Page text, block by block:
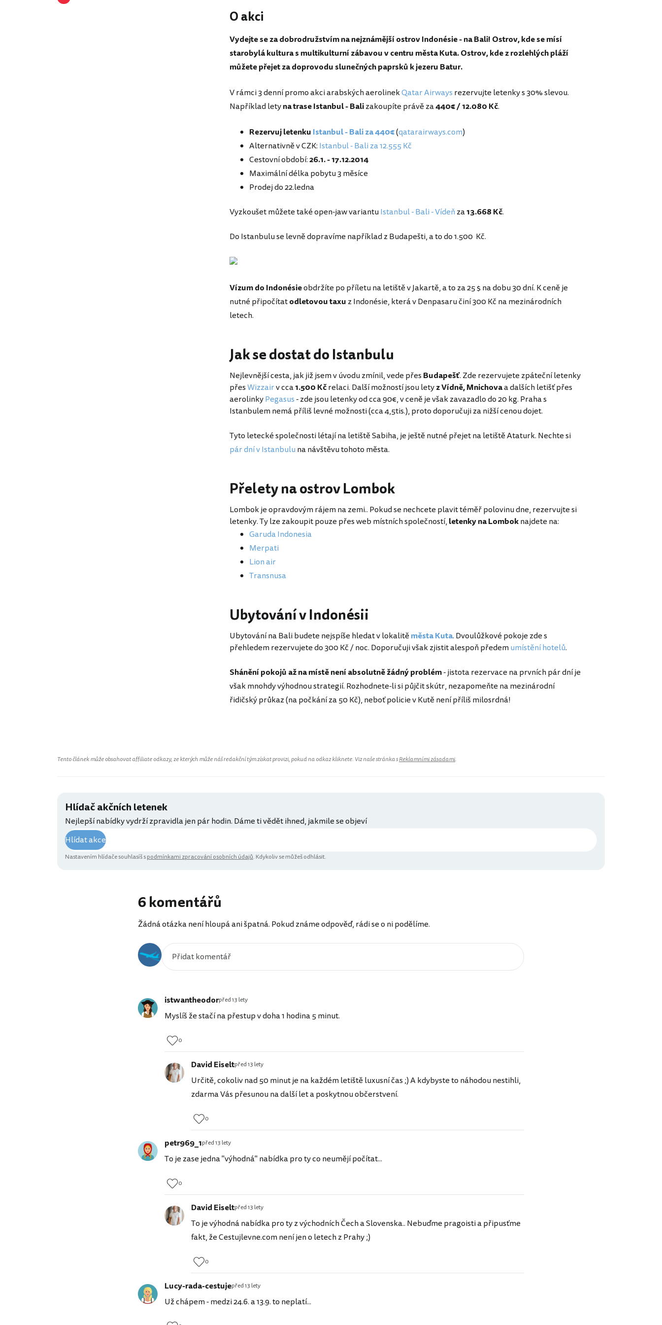
O akci
Vydejte se za dobrodružstvím na nejznámější ostrov Indonésie - na Bali! Ostrov, kde se mísí
starobylá kultura s multikulturní zábavou v centru města Kuta. Ostrov, kde z rozlehlých pláží
můžete přejetza doprovodu slunečných paprsků k jezeru Batur.
V rámci 3 denní promo akci arabských aerolinekQatar Airways rezervujte letenky s 30% slevou.
Například letyna trase Istanbul - Balizakoupíte právě za440€ / 12.080 Kč.
Rezervuj letenku Istanbul - Bali za 440€(qatarairways.com)
Alternativně v CZK: Istanbul - Bali za 12.555 Kč
Cestovní období:26.1. - 17.12.2014
Maximální délka pobytu 3 měsíce
Prodej do 22.ledna
Vyzkoušet můžete také open-jaw variantuIstanbul - Bali - Vídeň za13.668 Kč.
Do Istanbulu se levně dopravíme například z Budapešti, a to do 1.500 Kč.
Vízum do Indonésieobdržíte po příletu na letiště v Jakartě, a to za 25 $ na dobu 30 dní. K ceně je
nutné připočítatodletovou taxu z Indonésie, která v Denpasaru činí 300 Kč na mezinárodních
letech.
Jak se dostat do Istanbulu
Nejlevnější cesta, jak již jsem v úvodu zmínil, vede přes Budapešť. Zde rezervujete zpáteční letenky
přesWizzairv cca1.500 Kčrelaci. Další možností jsou letyz Vídně, Mnichovaa dalších letišť přes
aerolinkyPegasus- zde jsou letenky od cca 90€, v ceně je však zavazadlo do 20 kg. Praha s
Istanbulem nemá příliš levné možnosti (cca 4,5tis.), proto doporučuji za nižší cenou dojet.
Tyto letecké společnosti létají na letiště Sabiha, je ještě nutné přejet na letiště Ataturk. Nechte si
pár dní v Istanbulu na návštěvu tohoto města.
Přelety na ostrov Lombok
Lombok je opravdovým rájem na zemi.. Pokud se nechcete plavit téměř polovinu dne, rezervujte si
letenky. Ty lze zakoupit pouze přes web místních společností, letenky na Lomboknajdete na:
Garuda Indonesia
Merpati
Lion air
Transnusa
Ubytování v Indonésii
Ubytování na Bali budete nejspíše hledat v lokalitě města Kuta. Dvoulůžkové pokoje zde s
přehledem rezervujete do 300 Kč / noc. Doporučuji však zjistit alespoň předemumístění hotelů.
Shánění pokojů až na místě není absolutně žádný problém- jistota rezervace na prvních pár dní je
však mnohdy výhodnou strategií. Rozhodnete-li si půjčit skútr, nezapomeňte na mezinárodní
řidičský průkaz (na počkání za 50 Kč), neboť policie v Kutě není příliš milosrdná!
Tento článek může obsahovat affiliate odkazy, ze kterých může náš redakční tým získat provizi, pokud na odkaz kliknete. Viz naše stránka sReklamními zásadami.
Hlídač akčních letenek
Nejlepší nabídky vydrží zpravidla jen pár hodin. Dáme ti vědět ihned, jakmile se objeví
Hlídat akce
Nastavením hlídače souhlasíš spodmínkami zpracování osobních údajů. Kdykoliv se můžeš odhlásit.
6 komentářů
Žádná otázka není hloupá ani špatná. Pokud známe odpověď, rádi se o ni podělíme.
istwantheodorpřed 13 lety
Myslíš že stačí na přestup v doha 1 hodina 5 minut.
0
David Eiseltpřed 13 lety
Určitě, cokoliv nad 50 minut je na každém letiště luxusní čas ;) A kdybyste to náhodou nestihli,
zdarma Vás přesunou na další let a poskytnou občerstvení.
0
petr969_1před 13 lety
To je zase jedna "výhodná" nabídka pro ty co neumějí počítat...
0
David Eiseltpřed 13 lety
To je výhodná nabídka pro ty z východních Čech a Slovenska.. Nebuďme pragoisti a připusťme
fakt, že Cestujlevne.com není jen o letech z Prahy ;)
0
Lucy-rada-cestujepřed 13 lety
Už chápem - medzi 24.6. a 13.9. to neplatí...